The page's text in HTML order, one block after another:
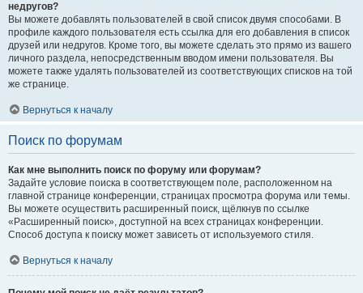
недругов?
Вы можете добавлять пользователей в свой список двумя способами. В
профиле каждого пользователя есть ссылка для его добавления в список
друзей или недругов. Кроме того, вы можете сделать это прямо из вашего
личного раздела, непосредственным вводом имени пользователя. Вы
можете также удалять пользователей из соответствующих списков на той
же странице.
Вернуться к началу
Поиск по форумам
Как мне выполнить поиск по форуму или форумам?
Задайте условие поиска в соответствующем поле, расположенном на
главной странице конференции, страницах просмотра форума или темы.
Вы можете осуществить расширенный поиск, щёлкнув по ссылке
«Расширенный поиск», доступной на всех страницах конференции.
Способ доступа к поиску может зависеть от используемого стиля.
Вернуться к началу